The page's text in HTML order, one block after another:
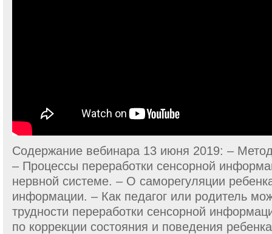
Содержание вебинара 13 июня 2019: –
– Процессы переработки сенсорной
нервной системе. – О саморегуляции
информации. – Как педагог или родитель
трудности переработки сенсорной
по коррекции состояния и поведения